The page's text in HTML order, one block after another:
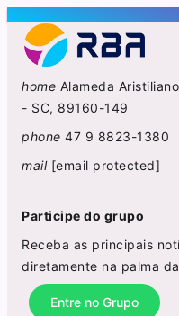
home Alameda
- SC, 89160-149
phone 47 9 8823-1380
mail [email protected]
Participe do grupo
Receba as principais
diretamente na palma
Entre no Grupo